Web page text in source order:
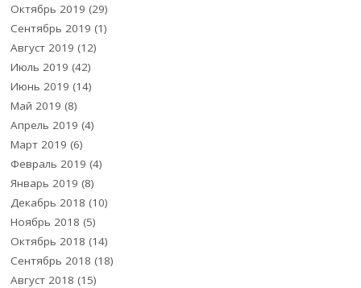
Октябрь 2019 (29)
Сентябрь 2019 (1)
Август 2019 (12)
Июль 2019 (42)
Июнь 2019 (14)
Май 2019 (8)
Апрель 2019 (4)
Март 2019 (6)
Февраль 2019 (4)
Январь 2019 (8)
Декабрь 2018 (10)
Ноябрь 2018 (5)
Октябрь 2018 (14)
Сентябрь 2018 (18)
Август 2018 (15)